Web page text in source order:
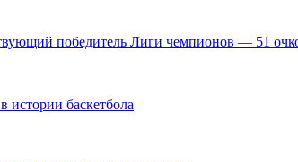
победитель Лиги чемпионов — 51 очко,
баскетбола